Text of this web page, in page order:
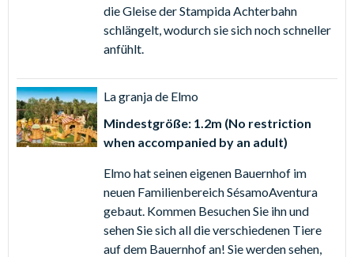
die Gleise der Stampida Achterbahn
schlängelt, wodurch sie sich noch schneller
anfühlt.
La granja de Elmo
Mindestgröße: 1.2m (No restriction
when accompanied by an adult)
Elmo hat seinen eigenen Bauernhof im
neuen Familienbereich SésamoAventura
gebaut. Kommen Besuchen Sie ihn und
sehen Sie sich all die verschiedenen Tiere
auf dem Bauernhof an! Sie werden sehen,